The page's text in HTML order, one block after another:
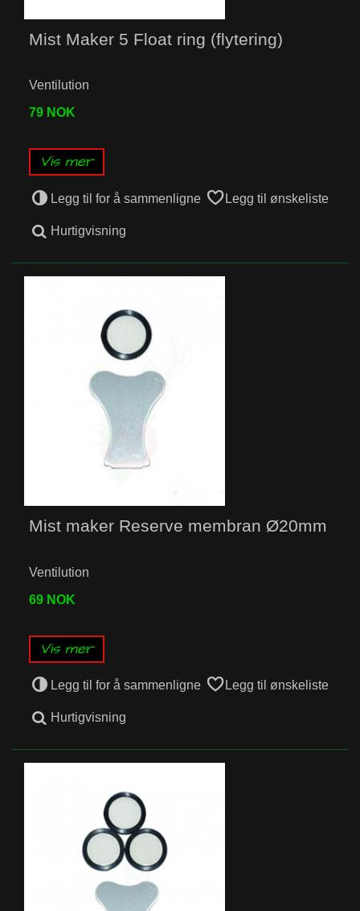
Mist Maker 5 Float ring (flytering)
Ventilution
79 NOK
Vis mer
Legg til for å sammenligne Legg til ønskeliste
Hurtigvisning
Mist maker Reserve membran Ø20mm
Ventilution
69 NOK
Vis mer
Legg til for å sammenligne Legg til ønskeliste
Hurtigvisning